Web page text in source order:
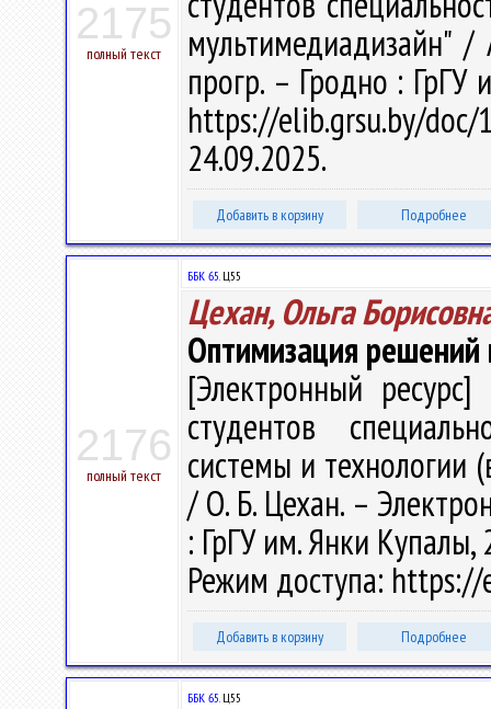
2175
полный текст
мультимедиадизайн"
прогр. – Гродно :
https://elib.grsu.by/
24.09.2025.
Добавить в корзину Подробнее
2176
полный текст
ББК 65.Ц55
Цехан, Ольга
Оптимизация решений
[Электронный
студентов
системы и технологии
/ О. Б. Цехан. –
: ГрГУ им. Янки Купалы,
Режим доступа:
Добавить в корзину Подробнее
ББК 65.Ц55